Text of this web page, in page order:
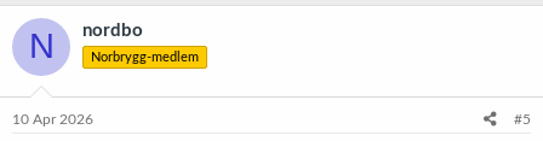
N nordbo
Norbrygg-medlem
10 Apr 2026 #5